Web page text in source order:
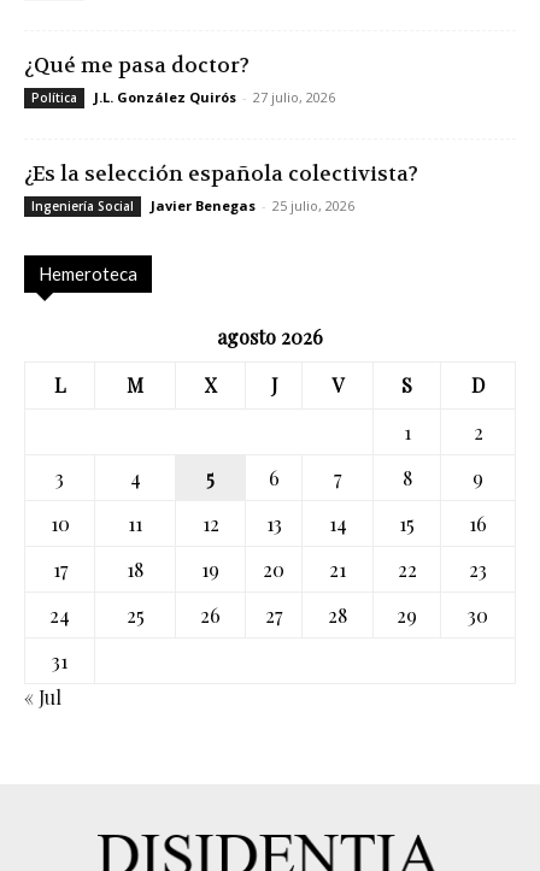
¿Qué me pasa doctor?
Política J.L. González Quirós - 27 julio, 2026
¿Es la selección española colectivista?
Ingeniería Social Javier Benegas - 25 julio, 2026
Hemeroteca
agosto 2026
L
M X J V S
D
1
2
3
4 5 6 7 8
9
10
11 12 13 14 15
16
17
18 19 20 21 22
23
24
25 26 27 28 29
30
31
« Jul